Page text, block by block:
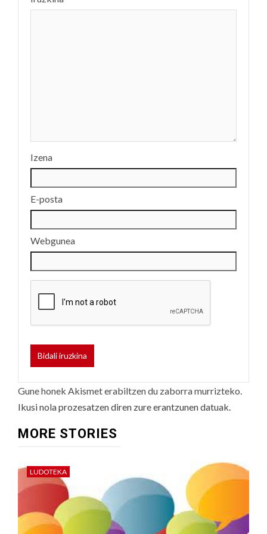
Izena
E-posta
Webgunea
Gune honek Akismet erabiltzen du zaborra murrizteko.
Ikusi nola prozesatzen diren zure erantzunen datuak.
MORE STORIES
LUDOTEKA